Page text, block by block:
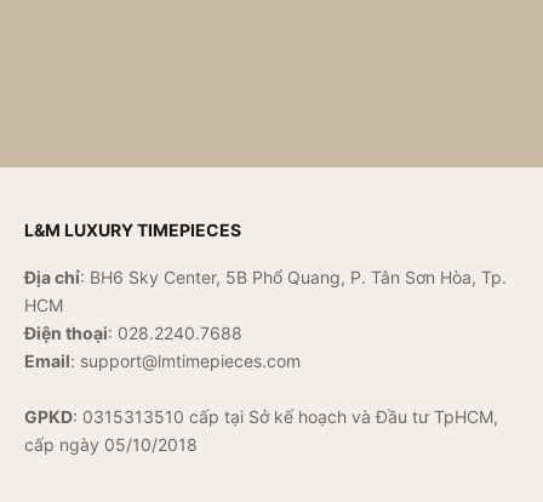
L&M LUXURY TIMEPIECES
Địa chỉ: BH6 Sky Center, 5B Phổ Quang, P. Tân Sơn Hòa, Tp.
HCM
Điện thoại: 028.2240.7688
Email: support@lmtimepieces.com
GPKD: 0315313510 cấp tại Sở kế hoạch và Đầu tư TpHCM,
cấp ngày 05/10/2018